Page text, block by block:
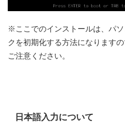
※ここでのインストールは、パ
クを初期化する方法になります
ご注意ください。
日本語入力について